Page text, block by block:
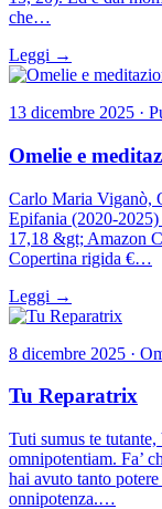
che…
Leggi →
13 dicembre 2025 ·
Omelie e
Carlo Maria
Epifania (2020-
17,18 &gt; Amazon
Copertina rigida €…
Leggi →
8 dicembre 2025 ·
Tu Reparatrix
Tuti sumus te
omnipotentiam. Fa’
hai avuto tanto
onnipotenza.…